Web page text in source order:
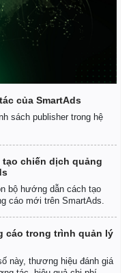
trường
vàng
dùng
giá
khoán
cà phê
của SmartAds
sách publisher trong hệ
chiến dịch quảng
bộ hướng dẫn cách tạo
cáo mới trên SmartAds.
cáo trong trình quản lý
này, thương hiệu đánh giá